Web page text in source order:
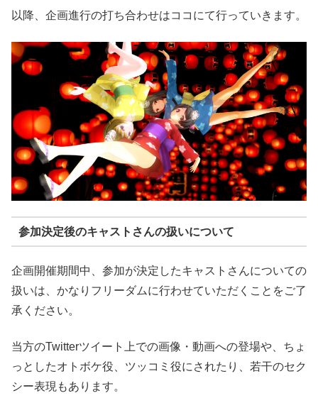
以降、企画進行の打ち合わせはココにて行っていきます。
参加決定後のキャストさんの扱いについて
企画開催期間中、参加が決定したキャストさんについての
扱いは、かなりフリーダムに行わせていただくことをご了
承ください。
当方のTwitterツイート上での画像・動画への登場や、ちょ
っとしたオトボケ役、ツッコミ役にされたり、若干のセク
シー表現もあります。